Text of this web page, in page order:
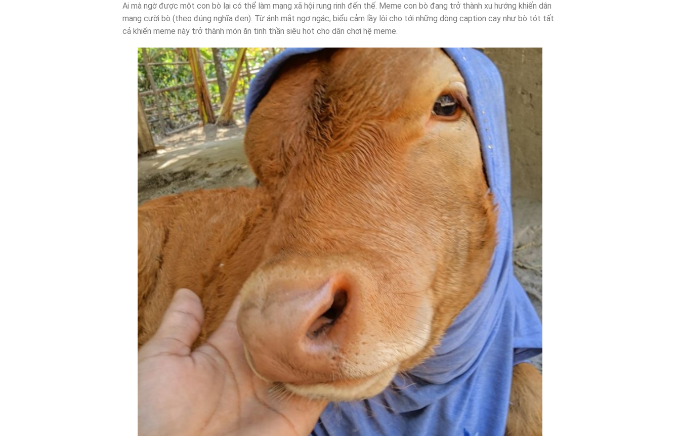
Ai mà ngờ được một con bò lại có thể làm mạng xã hội rung rinh đến thế. Meme con bò đang trở thành xu hướng khiến dân
mạng cười bò (theo đúng nghĩa đen). Từ ánh mắt ngơ ngác, biểu cảm lầy lội cho tới những dòng caption cay như bò tót tất
cả khiến meme này trở thành món ăn tinh thần siêu hot cho dân chơi hệ meme.